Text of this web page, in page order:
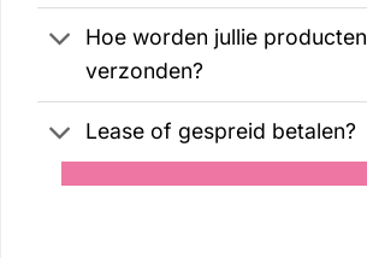
Hoe worden jullie producten
verzonden?
Lease of gespreid betalen?